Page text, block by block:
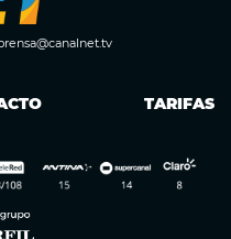
TARIFAS